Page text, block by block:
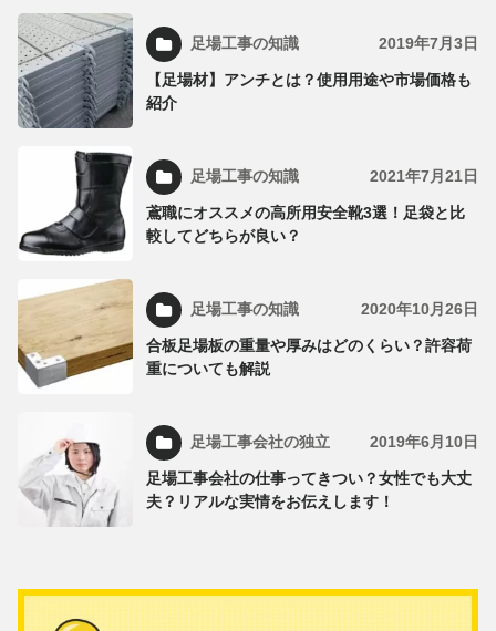
足場工事の知識 2019年7月3日
【足場材】アンチとは？使用用途や市場価格も
紹介
足場工事の知識 2021年7月21日
鳶職にオススメの高所用安全靴3選！足袋と比
較してどちらが良い？
足場工事の知識 2020年10月26日
合板足場板の重量や厚みはどのくらい？許容荷
重についても解説
足場工事会社の独立 2019年6月10日
足場工事会社の仕事ってきつい？女性でも大丈
夫？リアルな実情をお伝えします！